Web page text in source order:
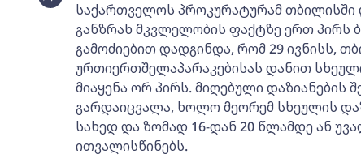
საქართველოს პროკურატურამ თბილისში
განზრახ მკვლელობის ფაქტზე ერთ პირს
გამოძიებით დადგინდა, რომ 29 ივნისს,
ურთიერთშელაპარაკებისას დანით
მიაყენა ორ პირს. მიღებული
გარდაიცვალა, ხოლო მეორემ სხეულის
სახედ და ზომად 16-დან 20 წლამდე ან
ითვალისწინებს.